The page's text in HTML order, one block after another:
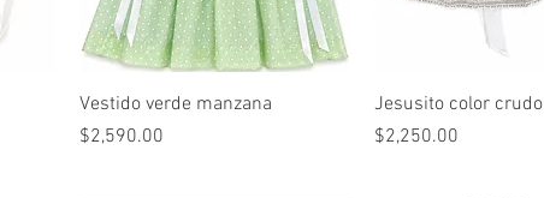
Vista rápida
Vestido verde manzana
Precio
$2,590.00
Vista rápida
Jesusito color crudo
Precio
$2,250.00